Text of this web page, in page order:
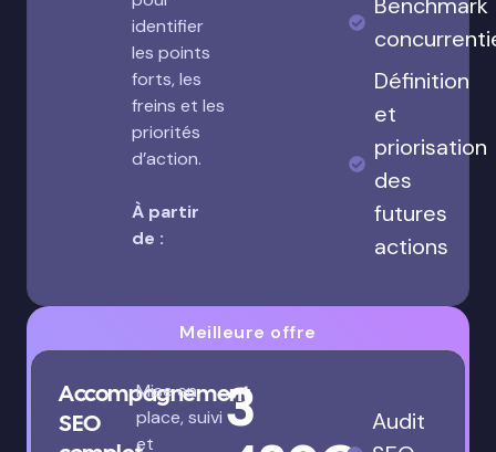
identifier
les points
forts, les
freins et les
priorités
d’action.
À partir
de :
Définition
et
priorisation
des
futures
actions
Meilleure offre
Accompagnement
SEO
Mise en
place, suivi
et
3
Audit